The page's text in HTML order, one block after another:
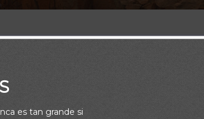
aposento, y cerrada la puerta, ora a tu Padre
es tan grande si